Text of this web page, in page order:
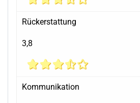
Rückerstattung
3,8
Kommunikation